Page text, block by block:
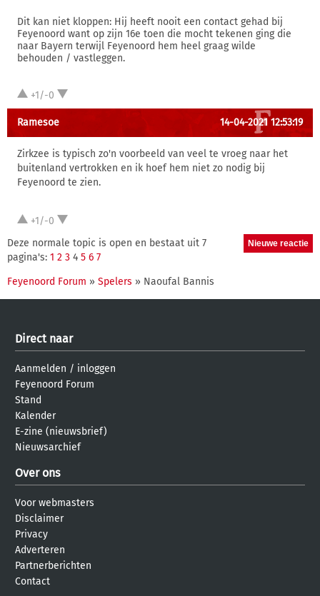
Dit kan niet kloppen: Hij heeft nooit een contact gehad bij
Feyenoord want op zijn 16e toen die mocht tekenen ging die
naar Bayern terwijl Feyenoord hem heel graag wilde
behouden / vastleggen.
+1/-0
Ramesoe 14-04-2021 12:53:19
Zirkzee is typisch zo'n voorbeeld van veel te vroeg naar het
buitenland vertrokken en ik hoef hem niet zo nodig bij
Feyenoord te zien.
+1/-0
Deze normale topic is open en bestaat uit 7
pagina's: 1 2 3 4 5 6 7
Feyenoord Forum » Spelers » Naoufal Bannis
Direct naar
Aanmelden / inloggen
Feyenoord Forum
Stand
Kalender
E-zine (nieuwsbrief)
Nieuwsarchief
Over ons
Voor webmasters
Disclaimer
Privacy
Adverteren
Partnerberichten
Contact